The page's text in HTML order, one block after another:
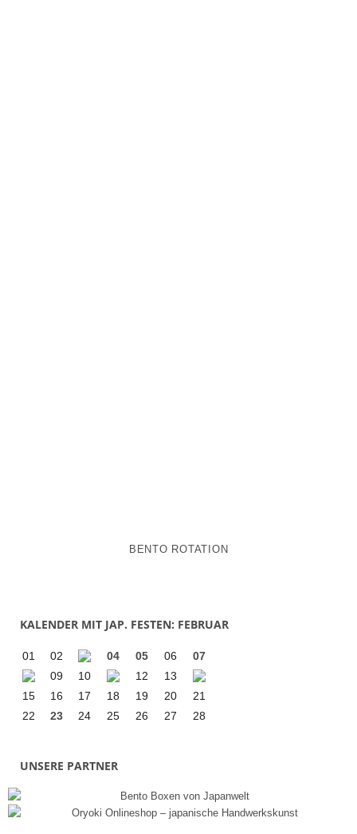
BENTO ROTATION
KALENDER MIT JAP. FESTEN: FEBRUAR
01 02 04 05 06
07
09
10 12
13
15
16 17 18 19 20
21
22
23 24 25 26 27 28
UNSERE PARTNER